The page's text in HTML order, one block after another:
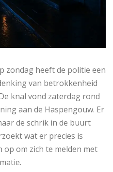
zondag heeft de politie een
van betrokkenheid
knal vond zaterdag rond
aan de Haspengouw. Er
de schrik in de buurt
wat er precies is
om zich te melden met